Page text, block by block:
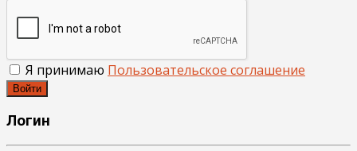
Я принимаю Пользовательское соглашение
Войти
Логин